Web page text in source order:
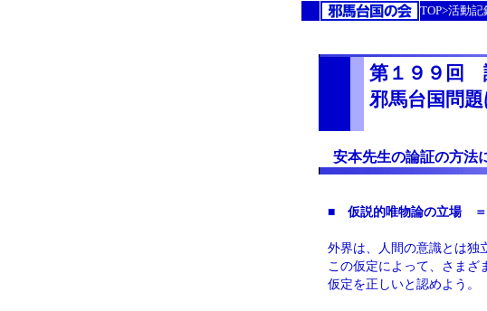
TOP>活動
第１９９回
邪馬台国問
安本先生の論証の方法
■ 仮説的唯物論の立場
外界は、人間の意識とは独
この仮定によって、さまざ
仮定を正しいと認めよう。